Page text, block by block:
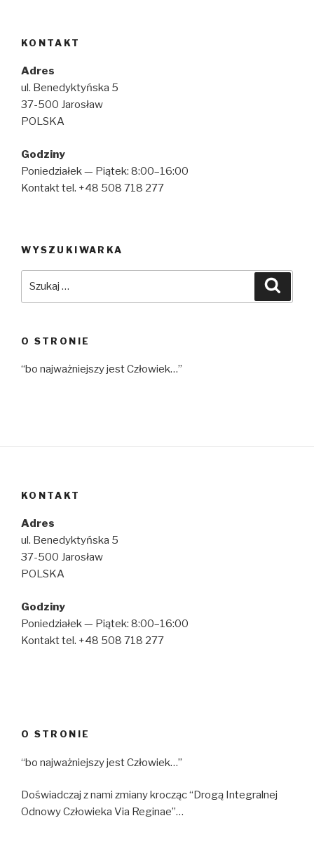
KONTAKT
Adres
ul. Benedyktyńska 5
37-500 Jarosław
POLSKA
Godziny
Poniedziałek — Piątek: 8:00–16:00
Kontakt tel. +48 508 718 277
WYSZUKIWARKA
O STRONIE
“bo najważniejszy jest Człowiek…”
KONTAKT
Adres
ul. Benedyktyńska 5
37-500 Jarosław
POLSKA
Godziny
Poniedziałek — Piątek: 8:00–16:00
Kontakt tel. +48 508 718 277
O STRONIE
“bo najważniejszy jest Człowiek…”
Doświadczaj z nami zmiany krocząc “Drogą Integralnej
Odnowy Człowieka Via Reginae”…